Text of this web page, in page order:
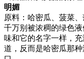
明媚
原料：哈密瓜、菠菜
千万别被浓稠的绿色
味和它的名字一样，
道，反而是哈密瓜那